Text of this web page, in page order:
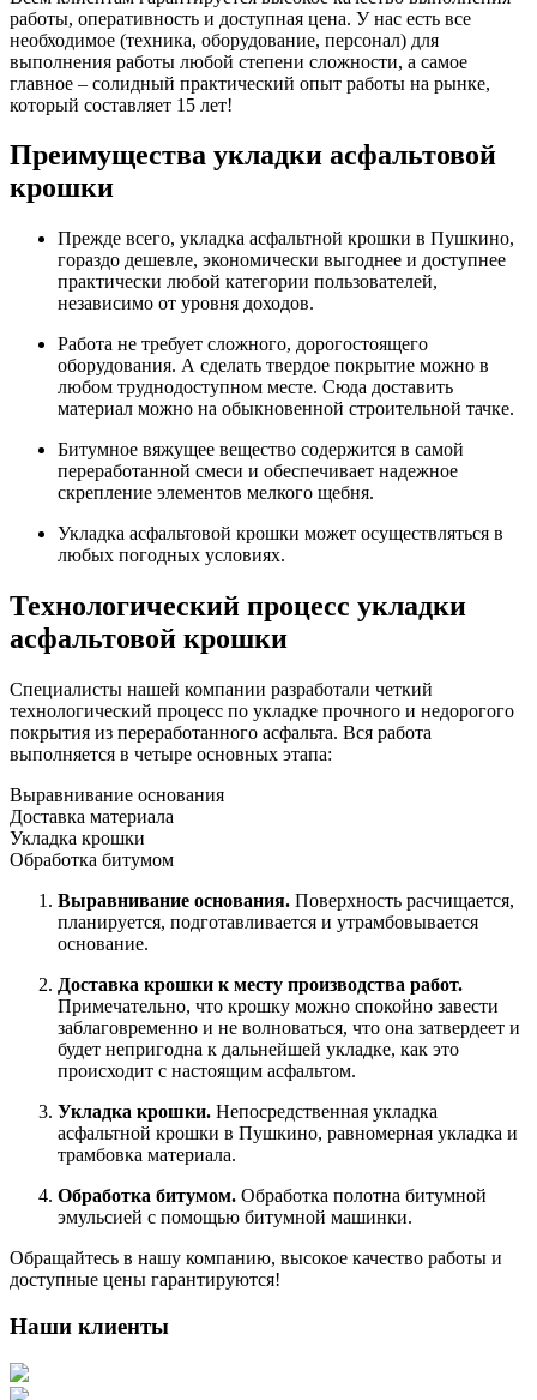
работы, оперативность и доступная цена. У нас есть все
необходимое (техника, оборудование, персонал) для
выполнения работы любой степени сложности, а самое
главное – солидный практический опыт работы на рынке,
который составляет 15 лет!
Преимущества укладки асфальтовой
крошки
Прежде всего, укладка асфальтной крошки в Пушкино,
гораздо дешевле, экономически выгоднее и доступнее
практически любой категории пользователей,
независимо от уровня доходов.
Работа не требует сложного, дорогостоящего
оборудования. А сделать твердое покрытие можно в
любом труднодоступном месте. Сюда доставить
материал можно на обыкновенной строительной тачке.
Битумное вяжущее вещество содержится в самой
переработанной смеси и обеспечивает надежное
скрепление элементов мелкого щебня.
Укладка асфальтовой крошки может осуществляться в
любых погодных условиях.
Технологический процесс укладки
асфальтовой крошки
Специалисты нашей компании разработали четкий
технологический процесс по укладке прочного и недорогого
покрытия из переработанного асфальта. Вся работа
выполняется в четыре основных этапа:
Выравнивание основания
Доставка материала
Укладка крошки
Обработка битумом
Выравнивание основания. Поверхность расчищается,
планируется, подготавливается и утрамбовывается
основание.
Доставка крошки к месту производства работ.
Примечательно, что крошку можно спокойно завести
заблаговременно и не волноваться, что она затвердеет и
будет непригодна к дальнейшей укладке, как это
происходит с настоящим асфальтом.
Укладка крошки. Непосредственная укладка
асфальтной крошки в Пушкино, равномерная укладка и
трамбовка материала.
Обработка битумом. Обработка полотна битумной
эмульсией с помощью битумной машинки.
Обращайтесь в нашу компанию, высокое качество работы и
доступные цены гарантируются!
Наши клиенты